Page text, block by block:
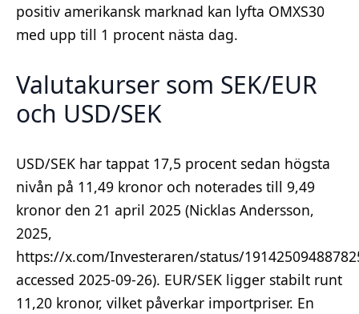
positiv amerikansk marknad kan lyfta OMXS30
med upp till 1 procent nästa dag.
Valutakurser som SEK/EUR
och USD/SEK
USD/SEK har tappat 17,5 procent sedan högsta
nivån på 11,49 kronor och noterades till 9,49
kronor den 21 april 2025 (Nicklas Andersson,
2025,
https://x.com/Investeraren/status/
accessed 2025-09-26). EUR/SEK ligger stabilt runt
11,20 kronor, vilket påverkar importpriser. En